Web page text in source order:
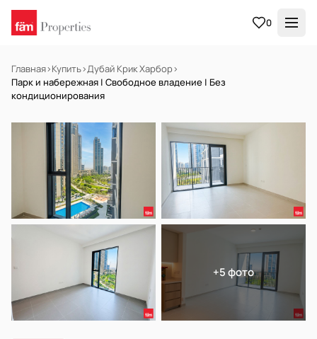
0
Главная›Купить›Дубай Крик Харбор›
Парк и набережная | Свободное владение | Без
кондиционирования
В АРЕНДУ Готов к заселению
+5 фото